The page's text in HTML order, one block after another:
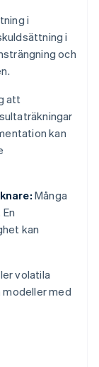
i
i
och
att
kan
Många
kan
volatila
med